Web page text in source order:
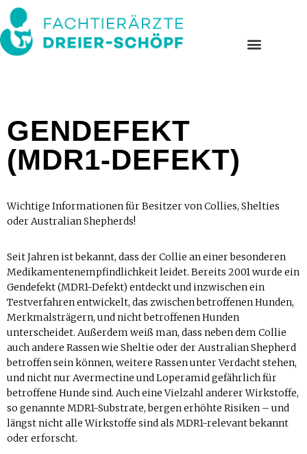
GENDEFEKT
(MDR1-DEFEKT)
Wichtige Informationen für Besitzer von Collies, Shelties
oder Australian Shepherds!
Seit Jahren ist bekannt, dass der Collie an einer besonderen
Medikamentenempfindlichkeit leidet. Bereits 2001 wurde ein
Gendefekt (MDR1-Defekt) entdeckt und inzwischen ein
Testverfahren entwickelt, das zwischen betroffenen Hunden,
Merkmalsträgern, und nicht betroffenen Hunden
unterscheidet. Außerdem weiß man, dass neben dem Collie
auch andere Rassen wie Sheltie oder der Australian Shepherd
betroffen sein können, weitere Rassen unter Verdacht stehen,
und nicht nur Avermectine und Loperamid gefährlich für
betroffene Hunde sind. Auch eine Vielzahl anderer Wirkstoffe,
so genannte MDR1-Substrate, bergen erhöhte Risiken – und
längst nicht alle Wirkstoffe sind als MDR1-relevant bekannt
oder erforscht.